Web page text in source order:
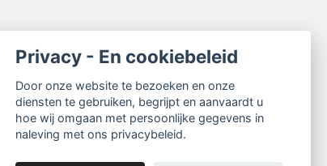
Privacy - En cookiebeleid
Door onze website te bezoeken en onze
diensten te gebruiken, begrijpt en aanvaardt u
hoe wij omgaan met persoonlijke gegevens in
naleving met ons privacybeleid.